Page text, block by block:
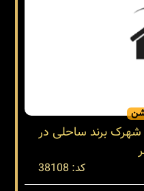
برند ساحلی در